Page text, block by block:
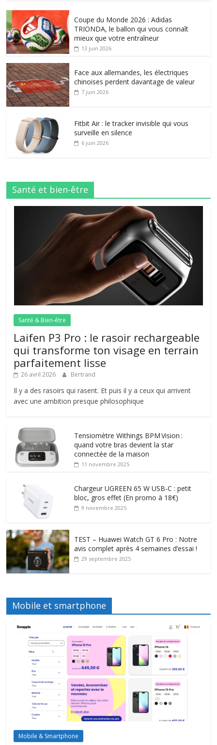
Coupe du Monde 2026 : Adidas
TRIONDA, le ballon qui vous connaît
mieux que votre entraîneur
13 juin 2026
Face aux allemandes, les électriques
chinoises perdent davantage de valeur
7 juin 2026
Fitbit Air : le tracker invisible qui vous
surveille en silence
6 juin 2026
Santé et bien-être
Santé & Bien-être
Laifen P3 Pro : le rasoir rechargeable
qui transforme ton visage en terrain
parfaitement lisse
26 avril 2026 Bertrand
Il y a des rasoirs qui rasent. Et puis il y a ceux qui arrivent
avec une ambition presque philosophique
Tensiomètre Withings BPM Vision :
quand votre bras devient la star
connectée de la maison
11 novembre 2025
Chargeur UGREEN 65 W USB-C : petit
bloc, gros effet (En promo à 18€)
9 novembre 2025
TEST – Huawei Watch GT 6 Pro : Notre
avis complet après 4 semaines d’essai !
29 septembre 2025
Mobile et smartphone
Mobile & Smartphone